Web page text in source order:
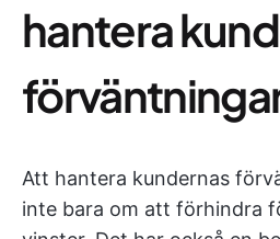
hantera
Att hantera kundernas
inte bara om att förhindra